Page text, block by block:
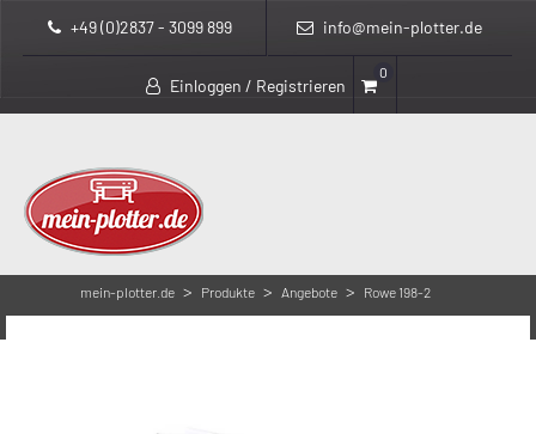
+49 (0)2837 - 3099 899 info@mein-plotter.de
Einloggen / Registrieren
0
mein-plotter.de > Produkte > Angebote >
Rowe 198-2